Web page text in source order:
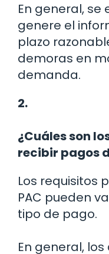
En general, se
genere el
plazo
demoras en
demanda.
2.
¿Cuáles son
recibir pagos
Los requisitos
PAC pueden
tipo de pago.
En general,